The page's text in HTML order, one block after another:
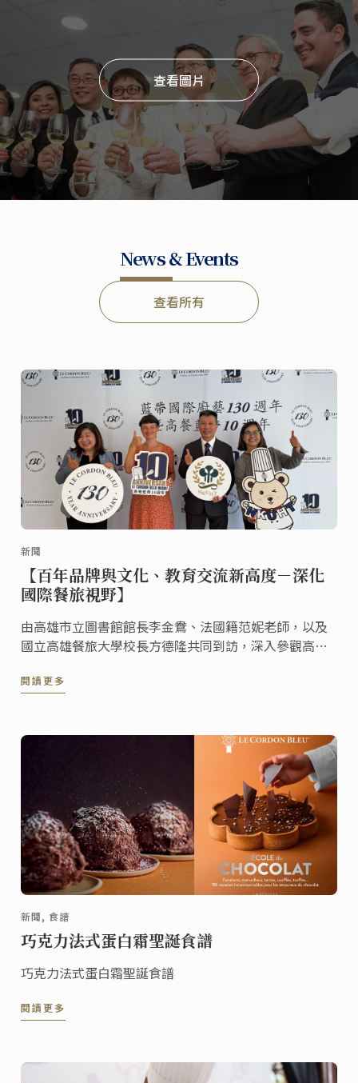
查看圖片
News & Events
查看所有
新聞
【百年品牌與文化、教育交流新高度－深化
國際餐旅視野】
由高雄市立圖書館館長李金鴦、法國籍范妮老師，以及
國立高雄餐旅大學校長方德隆共同到訪，深入參觀高餐
閱讀更多
新聞, 食譜
巧克力法式蛋白霜聖誕食譜
巧克力法式蛋白霜聖誕食譜
閱讀更多